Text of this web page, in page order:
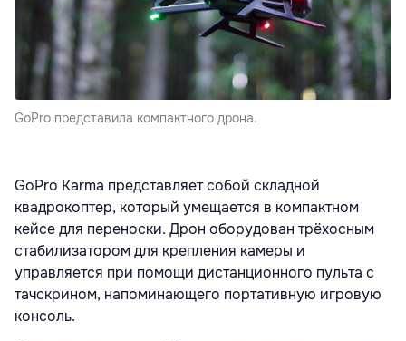
GoPro представила компактного дрона.
GoPro Karma представляет собой складной
квадрокоптер, который умещается в компактном
кейсе для переноски. Дрон оборудован трёхосным
стабилизатором для крепления камеры и
управляется при помощи дистанционного пульта с
тачскрином, напоминающего портативную игровую
консоль.